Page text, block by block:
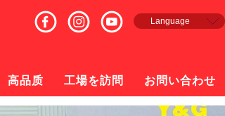
Language
русский
日本語
한국의
高品质 工場を訪問 お問い合わせ